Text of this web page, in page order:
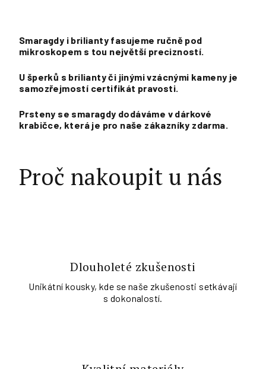
Smaragdy i brilianty fasujeme ručně pod
mikroskopem s tou největší precizností.
U šperků s brilianty či jinými vzácnými kameny je
samozřejmostí certifikát pravosti.
Prsteny se smaragdy dodáváme v dárkové
krabičce, která je pro naše zákazníky zdarma.
Proč nakoupit u nás
Dlouholeté zkušenosti
Unikátní kousky, kde se naše zkušenosti setkávají
s dokonalostí.